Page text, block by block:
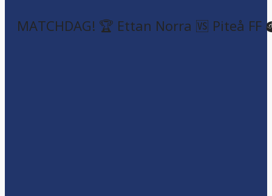
MATCHDAG! 🏆 Ettan Norra 🆚 Piteå FF